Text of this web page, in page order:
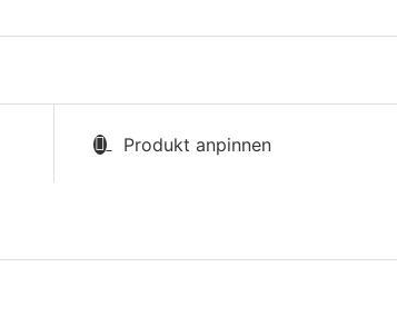
Produkt anpinnen